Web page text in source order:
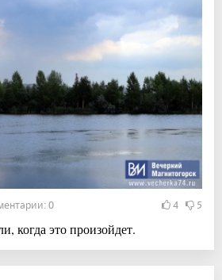
0 4 5
когда это произойдет.